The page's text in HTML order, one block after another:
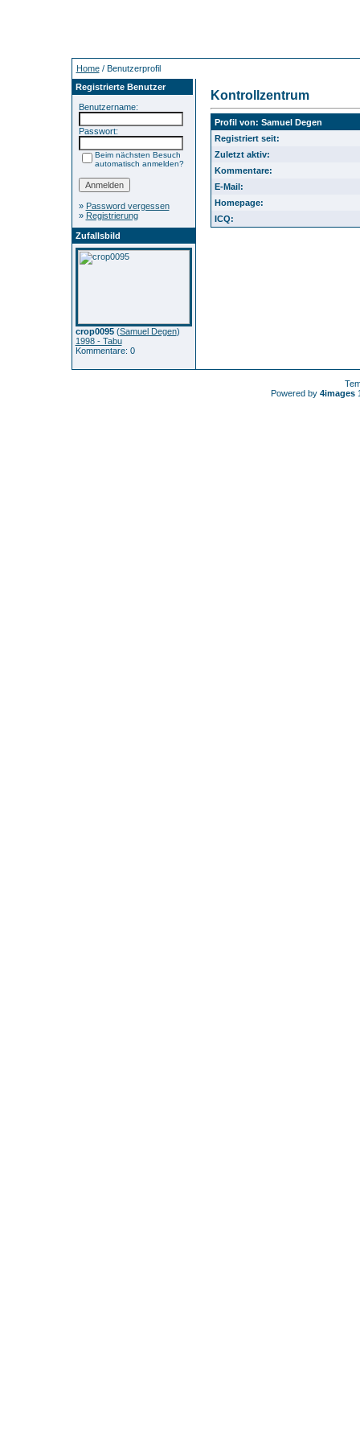
Home/ Benutzerprofil
Registrierte Benutzer
Benutzername:
Passwort:
Beim nächsten Besuch
automatisch anmelden?
» Password vergessen
» Registrierung
Zufallsbild
crop0095(Samuel Degen)
1998 - Tabu
Kommentare: 0
Kontrollzentrum
Profil von: Samuel Degen
Registriert seit:
Zuletzt aktiv:
Kommentare:
E-Mail:
Homepage:
ICQ:
Powered by 4images